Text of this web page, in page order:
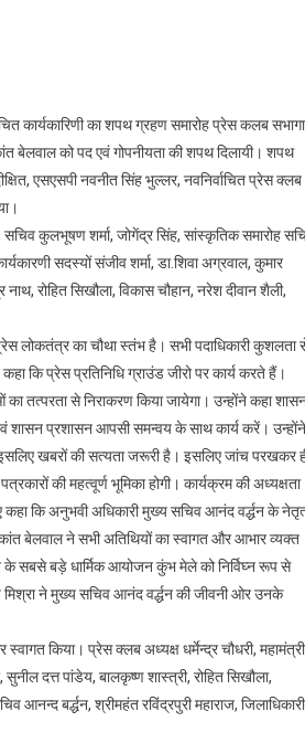
कार्यकारिणी का शपथ ग्रहण समारोह प्रेस कलब
बेलवाल को पद एवं गोपनीयता की शपथ दिलायी। शपथ
एसएसपी नवनीत सिंह भुल्लर, नवनिर्वाचित प्रेस क्लब
सचिव कुलभूषण शर्मा, जोगेंद्र सिंह, सांस्कृतिक समारोह
सदस्यों संजीव शर्मा, डा.शिवा अग्रवाल, कुमार
रोहित सिखौला, विकास चौहान, नरेश दीवान शैली,
लोकतंत्र का चौथा स्तंभ है। सभी पदाधिकारी कुशलता
कि प्रेस प्रतिनिधि ग्राउंड जीरो पर कार्य करते हैं।
तत्परता से निराकरण किया जायेगा। उन्होंने कहा
शासन प्रशासन आपसी समन्वय के साथ कार्य करें। उन्होंने
खबरों की सत्यता जरूरी है। इसलिए जांच परखकर
की महत्वूर्ण भूमिका होगी। कार्यक्रम की अध्यक्षता
कहा कि अनुभवी अधिकारी मुख्य सचिव आनंद वर्द्धन के
बेलवाल ने सभी अतिथियों का स्वागत और आभार व्यक्त
सबसे बड़े धार्मिक आयोजन कुंभ मेले को निर्विघ्न रूप से
ने मुख्य सचिव आनंद वर्द्धन की जीवनी ओर उनके
किया। प्रेस क्लब अध्यक्ष धर्मेन्द्र चौधरी, महामंत्री
दत्त पांडेय, बालकृष्ण शास्त्री, रोहित सिखौला,
आनन्द बर्द्धन, श्रीमहंत रविंद्रपुरी महाराज, जिलाधिकारी